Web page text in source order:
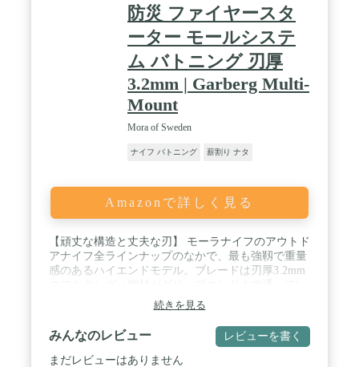
防災 ファイヤースタ
ーター モールシステ
ム バトニング 刃厚
3.2mm | Garberg Multi-
Mount
Mora of Sweden
ナイフ バトニング 薪割り ナタ
Amazonで詳しく見る
【頑丈な構造と丈夫な刃】 モーラナイフのアウトド
アナイフ全ラインナップのなかで、最も強靱で重量
感のあるハイエンドモデル。ブレードは刃厚3.2mm
る）と構造になっており、非常に耐久性が高いモデ
ルとなっています。また、高品質のステンレススチ
ール製のブレードはスウェーデン Alleima(旧
Sandvik)製のステンレス鋼を採用。近年では、ステ
ンレス製品のほとんどがリサイクル合金を使用し、
続きを見る
みんなのレビュー レビューを書く
まだレビューはありません